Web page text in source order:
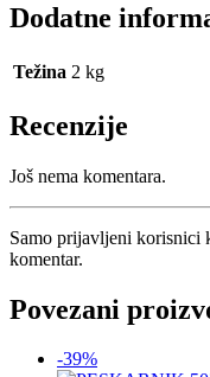
Dodatne
Težina 2 kg
Recenzije
Još nema komentara.
Samo prijavljeni korisnici
komentar.
Povezani
-39%